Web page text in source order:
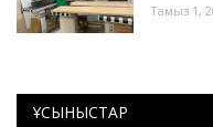
Тамыз 1,
ҰСЫНЫСТАР